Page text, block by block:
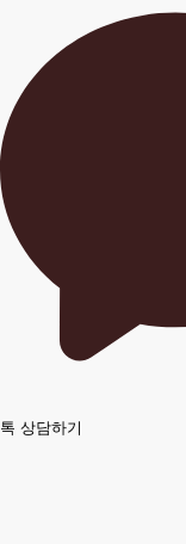
톡 상담하기